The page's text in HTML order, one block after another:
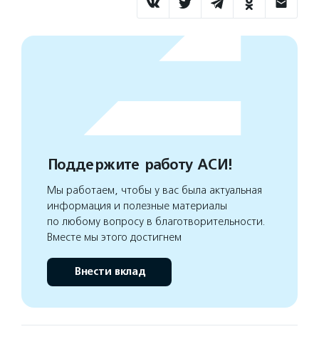
Поддержите работу АСИ!
Мы работаем, чтобы у вас была актуальная
информация и полезные материалы
по любому вопросу в благотворительности.
Вместе мы этого достигнем
Внести вклад